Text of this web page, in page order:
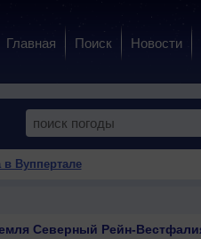
Главная Поиск Новости
в Вуппертале